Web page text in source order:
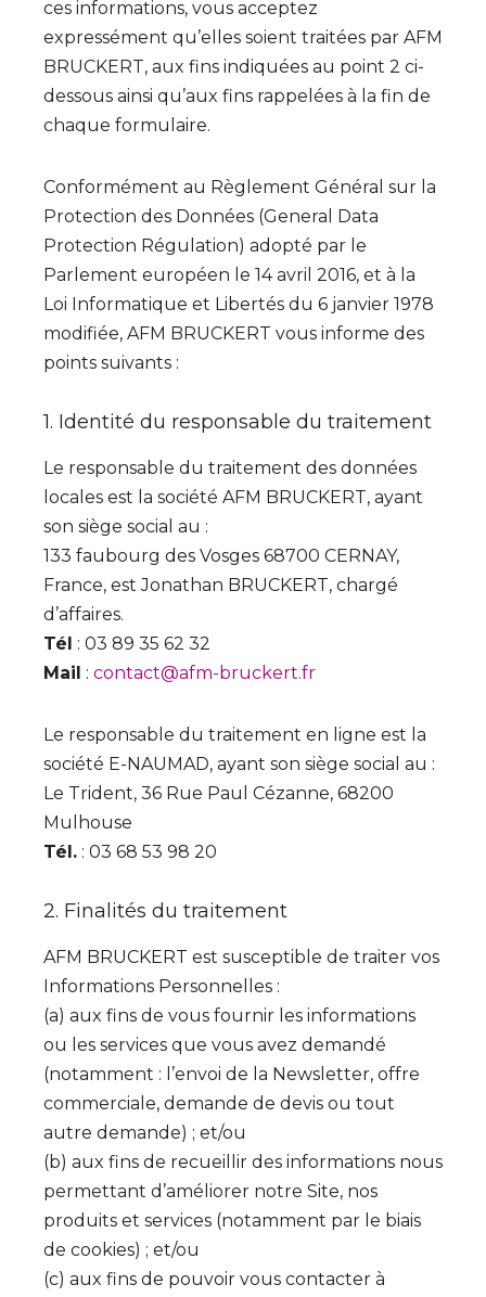
ces informations, vous acceptez
expressément qu’elles soient traitées par AFM
BRUCKERT, aux fins indiquées au point 2 ci-
dessous ainsi qu’aux fins rappelées à la fin de
chaque formulaire.
Conformément au Règlement Général sur la
Protection des Données (General Data
Protection Régulation) adopté par le
Parlement européen le 14 avril 2016, et à la
Loi Informatique et Libertés du 6 janvier 1978
modifiée, AFM BRUCKERT vous informe des
points suivants :
1. Identité du responsable du traitement
Le responsable du traitement des données
locales est la société AFM BRUCKERT, ayant
son siège social au :
133 faubourg des Vosges 68700 CERNAY,
France, est Jonathan BRUCKERT, chargé
d’affaires.
Tél : 03 89 35 62 32
Mail : contact@afm-bruckert.fr
Le responsable du traitement en ligne est la
société E-NAUMAD, ayant son siège social au :
Le Trident, 36 Rue Paul Cézanne, 68200
Mulhouse
Tél. : 03 68 53 98 20
2. Finalités du traitement
AFM BRUCKERT est susceptible de traiter vos
Informations Personnelles :
(a) aux fins de vous fournir les informations
ou les services que vous avez demandé
(notamment : l’envoi de la Newsletter, offre
commerciale, demande de devis ou tout
autre demande) ; et/ou
(b) aux fins de recueillir des informations nous
permettant d’améliorer notre Site, nos
produits et services (notamment par le biais
de cookies) ; et/ou
(c) aux fins de pouvoir vous contacter à